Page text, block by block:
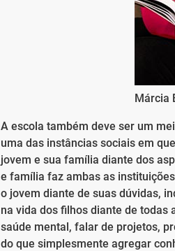
Márcia
A escola também deve ser um
uma das instâncias sociais em
jovem e sua família diante dos
e família faz ambas as
o jovem diante de suas dúvidas,
na vida dos filhos diante de todas
saúde mental, falar de projetos,
do que simplesmente agregar